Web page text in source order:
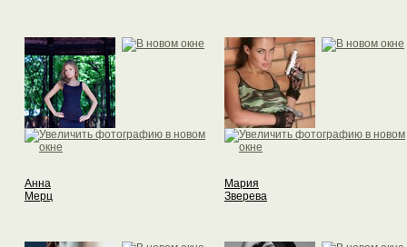
Анна
Мерц
Мария
Зверева